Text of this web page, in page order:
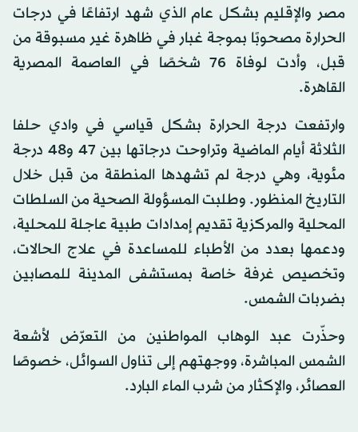
مصر والإقليم بشكل عام الذي شهد ارتفاعًا في درجات
الحرارة مصحوبًا بموجة غبار في ظاهرة غير مسبوقة من
قبل، وأدت لوفاة 76 شخصًا في العاصمة المصرية
القاهرة.
وارتفعت درجة الحرارة بشكل قياسي في وادي حلفا
الثلاثة أيام الماضية وتراوحت درجاتها بين 47 و48 درجة
مئوية، وهي درجة لم تشهدها المنطقة من قبل خلال
التاريخ المنظور. وطلبت المسؤولة الصحية من السلطات
المحلية والمركزية تقديم إمدادات طبية عاجلة للمحلية،
ودعمها بعدد من الأطباء للمساعدة في علاج الحالات،
وتخصيص غرفة خاصة بمستشفى المدينة للمصابين
بضربات الشمس.
وحذّرت عبد الوهاب المواطنين من التعرّض لأشعة
الشمس المباشرة، ووجهتهم إلى تناول السوائل، خصوصًا
العصائر، والإكثار من شرب الماء البارد.